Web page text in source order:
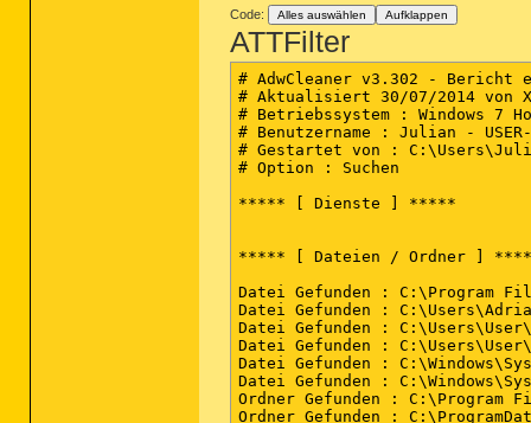
Code: Alles auswählen Aufklappen
ATTFilter
# AdwCleaner v3.302 - Bericht
# Aktualisiert 30/07/2014 von
# Betriebssystem : Windows 7
# Benutzername : Julian - USER-
# Gestartet von :
# Option : Suchen
***** [ Dienste ] *****
***** [ Dateien / Ordner ]
Datei Gefunden : C:\Program
Datei Gefunden :
Datei Gefunden :
Datei Gefunden :
Datei Gefunden :
Datei Gefunden :
Ordner Gefunden : C:\Program
Ordner Gefunden :